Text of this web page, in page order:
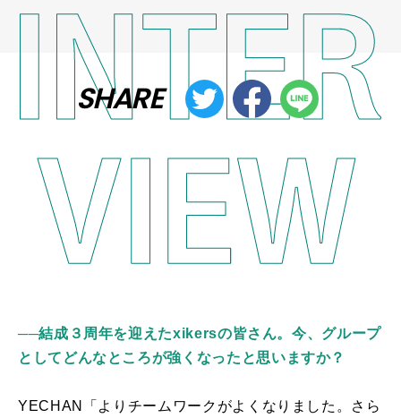
SHARE
──結成３周年を迎えたxikersの皆さん。今、グループ
としてどんなところが強くなったと思いますか？
YECHAN「よりチームワークがよくなりました。さら